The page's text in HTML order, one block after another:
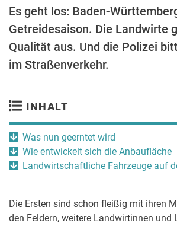
Es geht los: Baden-
Getreidesaison. Die Landwirte
Qualität aus. Und die Polizei
im Straßenverkehr.
INHALT
Was nun geerntet wird
Wie entwickelt sich die Anbaufläche
Landwirtschaftliche Fahrzeuge auf
Die Ersten sind schon fleißig mit ihren
den Feldern, weitere Landwirtinnen und